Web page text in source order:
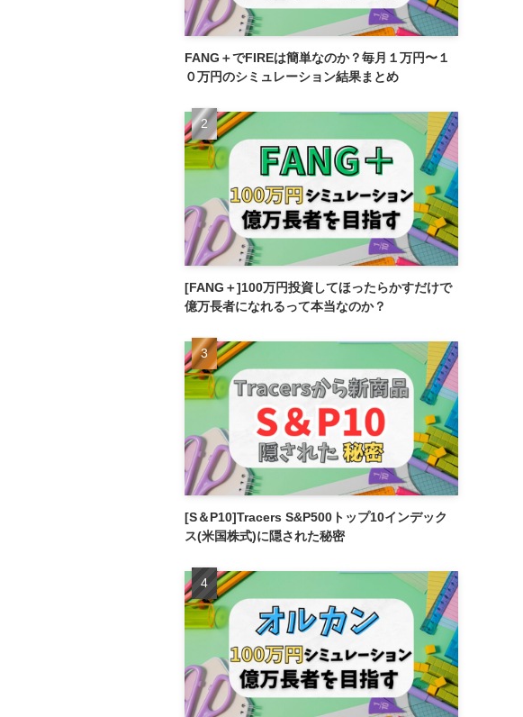
FANG＋でFIREは簡単なのか？毎月１万円〜１
０万円のシミュレーション結果まとめ
[FANG＋]100万円投資してほったらかすだけで
億万長者になれるって本当なのか？
[S＆P10]Tracers S&P500トップ10インデック
ス(米国株式)に隠された秘密